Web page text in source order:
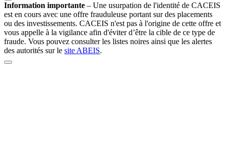
Information importante – Une usurpation de l'identité de CACEIS
est en cours avec une offre frauduleuse portant sur des placements
ou des investissements. CACEIS n'est pas à l'origine de cette offre et
vous appelle à la vigilance afin d'éviter d’être la cible de ce type de
fraude. Vous pouvez consulter les listes noires ainsi que les alertes
des autorités sur le site ABEIS.